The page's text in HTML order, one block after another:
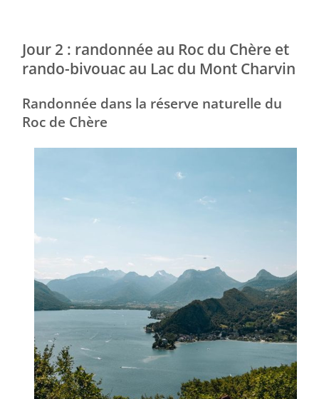
Jour 2 : randonnée au Roc du Chère et
rando-bivouac au Lac du Mont Charvin
Randonnée dans la réserve naturelle du
Roc de Chère